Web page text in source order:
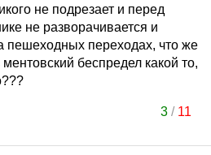
не подрезает и перед
не разворачивается и
пешеходных переходах, что же
беспредел какой то,
3/ 11